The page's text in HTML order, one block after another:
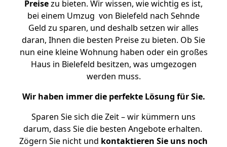
Preisezu bieten. Wir wissen, wie wichtig es ist,
bei einem Umzug von Bielefeld nach Sehnde
Geld zu sparen, und deshalb setzen wir alles
daran, Ihnen die besten Preise zu bieten. Ob Sie
nun eine kleine Wohnung haben oder ein großes
Haus in Bielefeld besitzen, was umgezogen
werden muss.
Wir haben immer die perfekte Lösung für Sie.
Sparen Sie sich die Zeit – wir kümmern uns
darum, dass Sie die besten Angebote erhalten.
Zögern Sie nicht und kontaktieren Sie uns noch